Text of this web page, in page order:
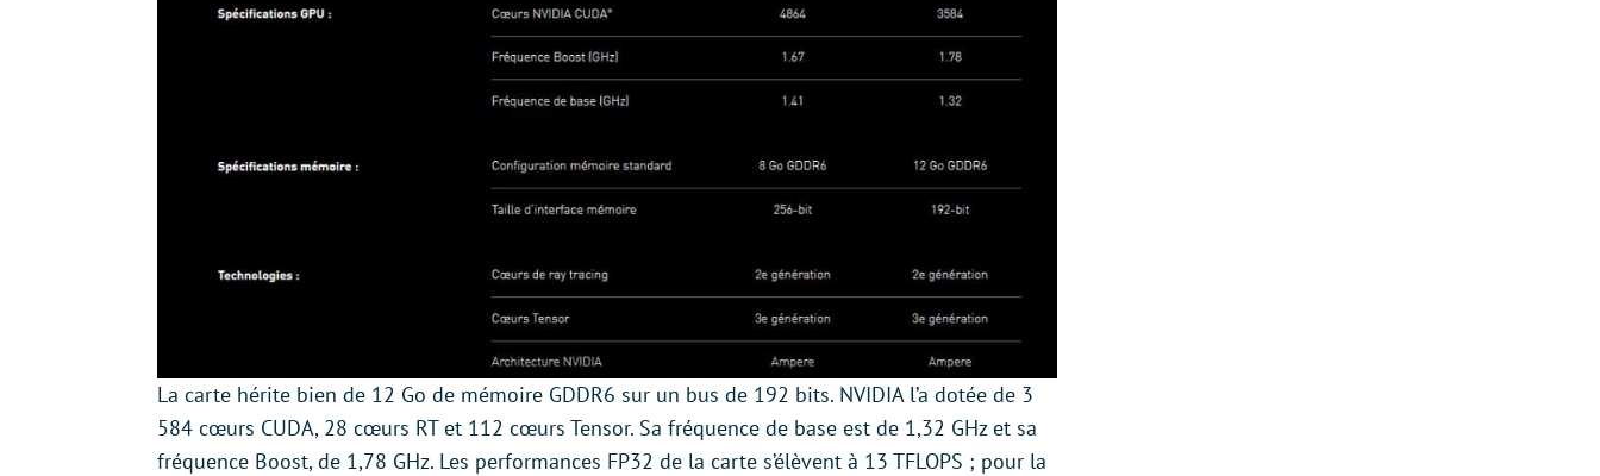
La carte hérite bien de 12 Go de mémoire GDDR6 sur un bus de 192 bits. NVIDIA l’a dotée de 3
584 cœurs CUDA, 28 cœurs RT et 112 cœurs Tensor. Sa fréquence de base est de 1,32 GHz et sa
fréquence Boost, de 1,78 GHz. Les performances FP32 de la carte s’élèvent à 13 TFLOPS ; pour la